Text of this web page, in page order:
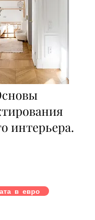
интерьера.
в евро